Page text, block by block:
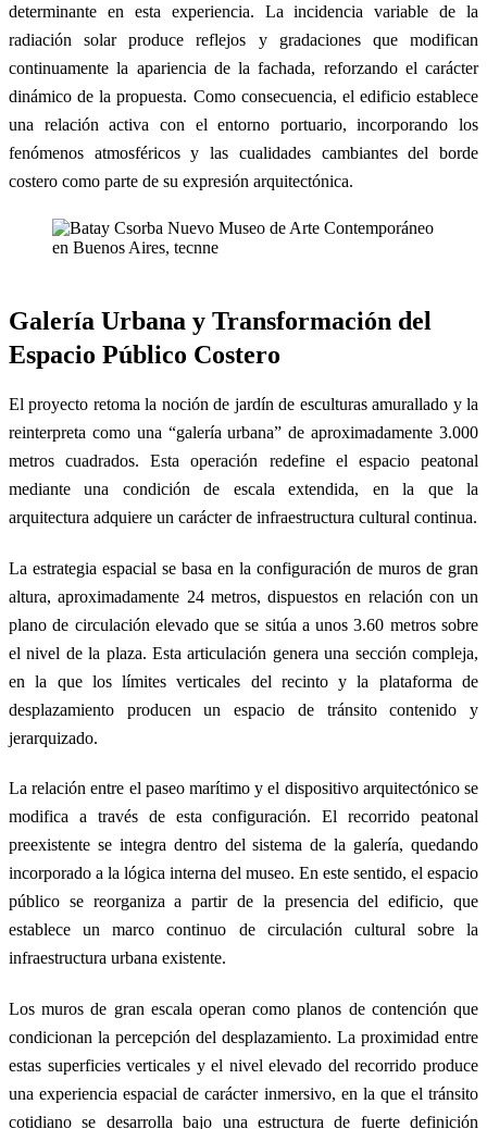
determinante en esta experiencia. La incidencia variable de la
radiación solar produce reflejos y gradaciones que modifican
continuamente la apariencia de la fachada, reforzando el carácter
dinámico de la propuesta. Como consecuencia, el edificio establece
una relación activa con el entorno portuario, incorporando los
fenómenos atmosféricos y las cualidades cambiantes del borde
costero como parte de su expresión arquitectónica.
Galería Urbana y Transformación del
Espacio Público Costero
El proyecto retoma la noción de jardín de esculturas amurallado y la
reinterpreta como una “galería urbana” de aproximadamente 3.000
metros cuadrados. Esta operación redefine el espacio peatonal
mediante una condición de escala extendida, en la que la
arquitectura adquiere un carácter de infraestructura cultural continua.
La estrategia espacial se basa en la configuración de muros de gran
altura, aproximadamente 24 metros, dispuestos en relación con un
plano de circulación elevado que se sitúa a unos 3.60 metros sobre
el nivel de la plaza. Esta articulación genera una sección compleja,
en la que los límites verticales del recinto y la plataforma de
desplazamiento producen un espacio de tránsito contenido y
jerarquizado.
La relación entre el paseo marítimo y el dispositivo arquitectónico se
modifica a través de esta configuración. El recorrido peatonal
preexistente se integra dentro del sistema de la galería, quedando
incorporado a la lógica interna del museo. En este sentido, el espacio
público se reorganiza a partir de la presencia del edificio, que
establece un marco continuo de circulación cultural sobre la
infraestructura urbana existente.
Los muros de gran escala operan como planos de contención que
condicionan la percepción del desplazamiento. La proximidad entre
estas superficies verticales y el nivel elevado del recorrido produce
una experiencia espacial de carácter inmersivo, en la que el tránsito
cotidiano se desarrolla bajo una estructura de fuerte definición